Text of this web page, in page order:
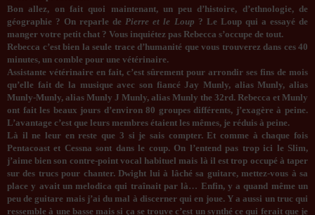
Bon allez, on fait quoi maintenant, un peu d’histoire, d’ethnologie, de
géographie ? On reparle de Pierre et le Loup ? Le Loup qui a essayé de
manger votre petit chat ? Vous inquiétez pas Rebecca s’occupe de tout.
Rebecca c’est bien la seule trace d’humanité que vous trouverez dans ces 40
minutes, un comble pour une vétérinaire.
Assistante vétérinaire en fait, c’est sûrement pour arrondir ses fins de mois
qu’elle fait de la musique avec son fiancé Jay Munly, alias Munly, alias
Munly-Munly, alias Munly J Munly, alias Munly the 32rd. Rebecca et Munly
ont fait les beaux jours d’environ 80 groupes différents, j’exagère à peine.
L’avantage c’est que leurs membres étaient les mêmes, je réduis à peine.
Là il ne leur en reste que 3 si je sais compter. Et comme à chaque fois
Pentacoast et Cessna sont dans le coup. On l’entend pas trop ici le Slim,
j’aime bien son contre-point vocal habituel mais là il est trop occupé à taper
sur des trucs pour chanter. Dwight lui à lâché sa guitare, mettez-vous à sa
place y avait un melodica qui traînait par là… Enfin, y a quand même un
peu de guitare mais j’ai du mal à discerner qui en joue. Y a aussi un truc qui
ressemble à une basse mais si ça se trouve c’est un synthé ce qui ferait que je